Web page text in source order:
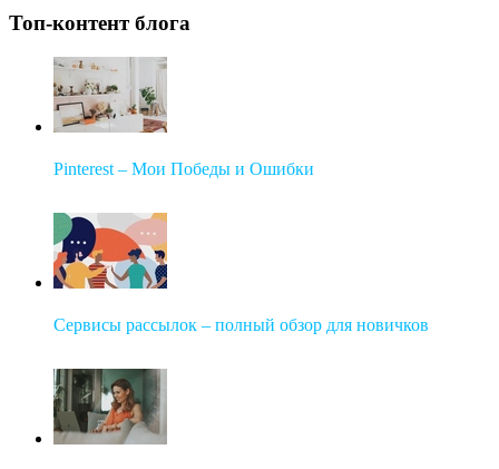
Топ-контент блога
Pinterest – Мои Победы и Ошибки
Сервисы рассылок – полный обзор для новичков